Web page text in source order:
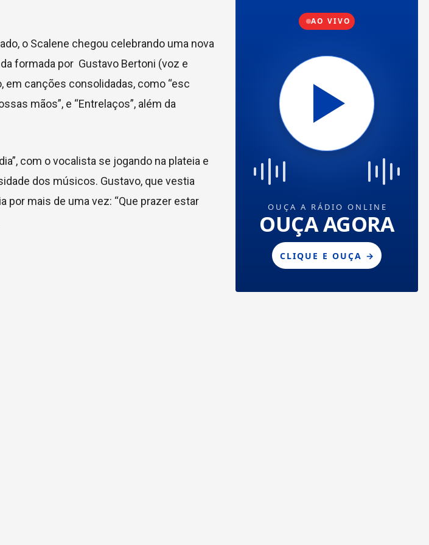
o Scalene chegou celebrando uma nova
formada por Gustavo Bertoni (voz e
em canções consolidadas, como “esc
mãos”, e “Entrelaços”, além da
com o vocalista se jogando na plateia e
dos músicos. Gustavo, que vestia
mais de uma vez: “Que prazer estar